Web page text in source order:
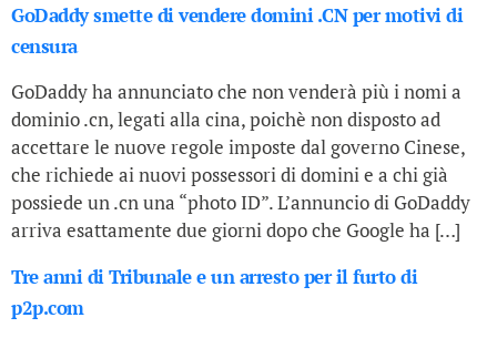
GoDaddy smette di vendere domini .CN per motivi di
censura
GoDaddy ha annunciato che non venderà più i nomi a
dominio .cn, legati alla cina, poichè non disposto ad
accettare le nuove regole imposte dal governo Cinese,
che richiede ai nuovi possessori di domini e a chi già
possiede un .cn una “photo ID”. L’annuncio di GoDaddy
arriva esattamente due giorni dopo che Google ha […]
Tre anni di Tribunale e un arresto per il furto di
p2p.com